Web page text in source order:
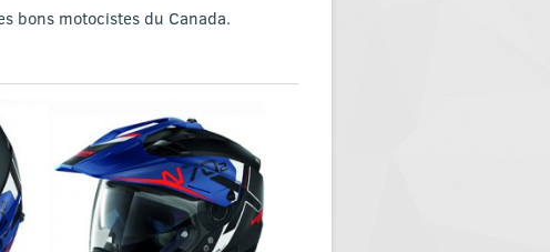
bons motocistes du Canada.